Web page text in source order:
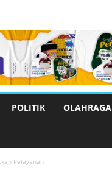
POLITIK OLAHRAGA
Pelayanan